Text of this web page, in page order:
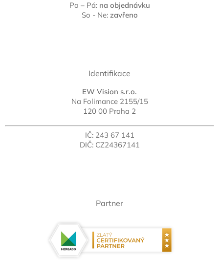
Po – Pá: na objednávku
So - Ne: zavřeno
Identifikace
EW Vision s.r.o.
Na Folimance 2155/15
120 00 Praha 2
IČ: 243 67 141
DIČ: CZ24367141
Partner